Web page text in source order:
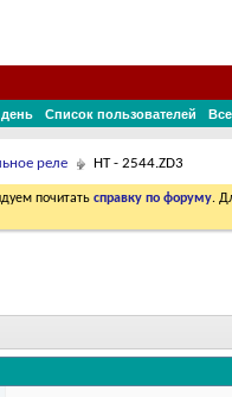
Список пользователей
реле HT - 2544.ZD3
почитать справку по форуму.